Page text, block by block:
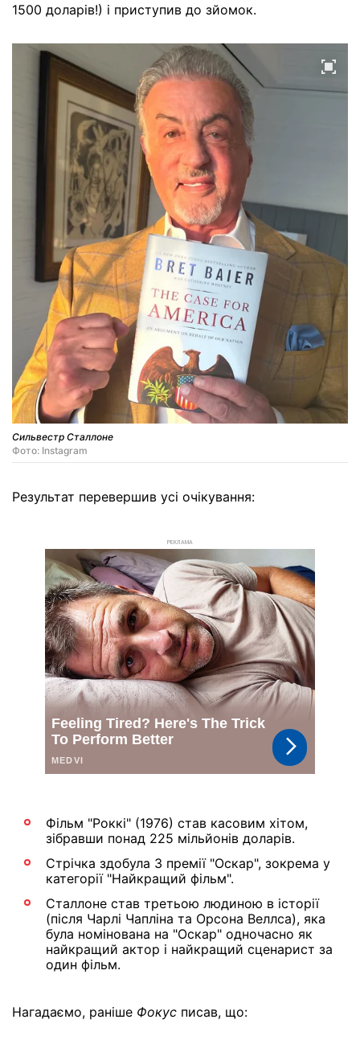
1500 доларів!) і приступив до зйомок.
Сильвестр Сталлоне
Фото: Instagram
Результат перевершив усі очікування:
РЕКЛАМА
Фільм "Роккі" (1976) став касовим хітом,
зібравши понад 225 мільйонів доларів.
Стрічка здобула 3 премії "Оскар", зокрема у
категорії "Найкращий фільм".
Сталлоне став третьою людиною в історії
(після Чарлі Чапліна та Орсона Веллса), яка
була номінована на "Оскар" одночасно як
найкращий актор і найкращий сценарист за
один фільм.
Нагадаємо, раніше Фокус писав, що: